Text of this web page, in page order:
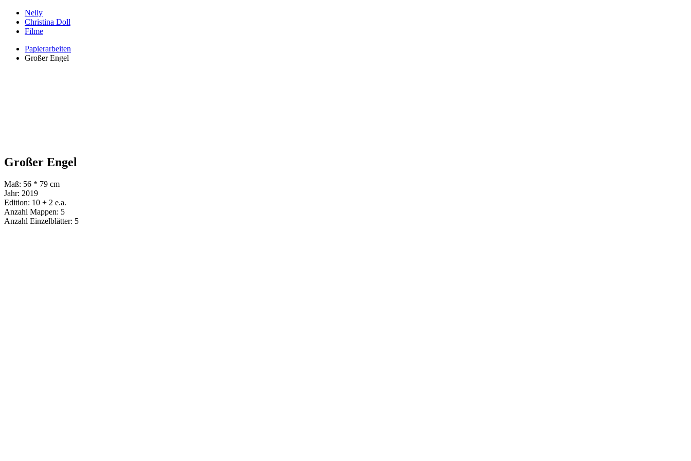
Nelly
Christina Doll
Filme
Papierarbeiten
Großer Engel
Großer Engel
Maß: 56 * 79 cm
Jahr: 2019
Edition: 10 + 2 e.a.
Anzahl Mappen: 5
Anzahl Einzelblätter: 5